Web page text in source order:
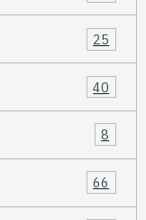
25
40
8
66